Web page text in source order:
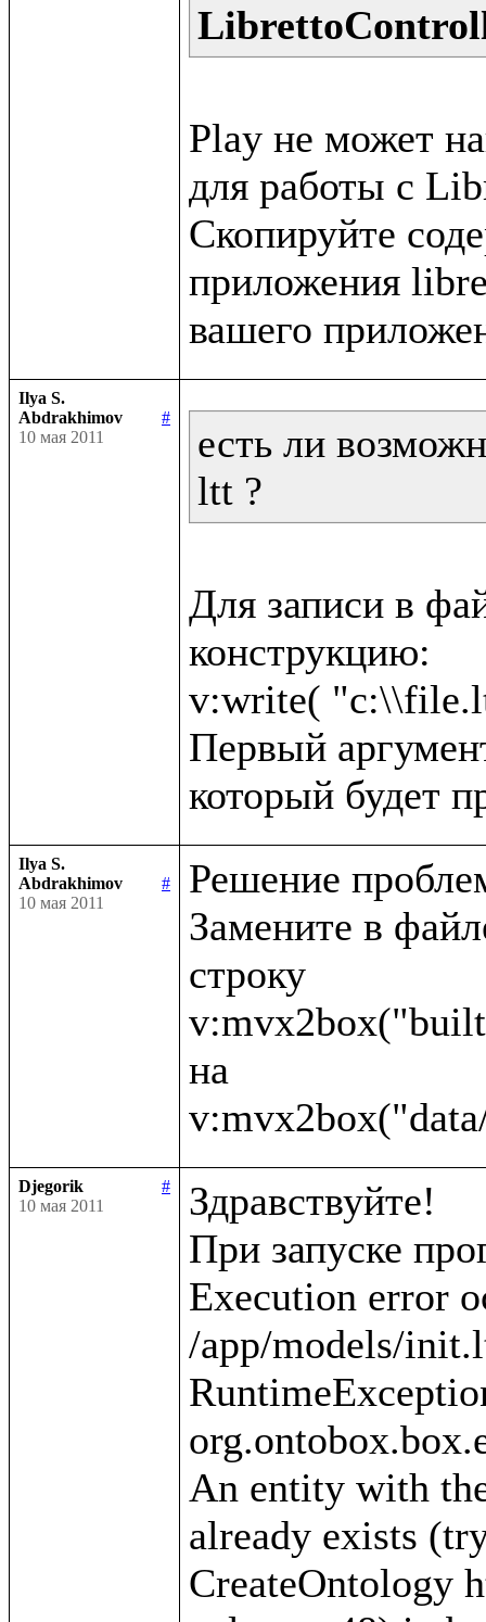
Play не может
для работы с
Скопируйте
приложения
Ilya S.
Abdrakhimov
#
10 мая 2011
есть ли
ltt ?
Для записи в
конструкцию:
v:write(
Первый
Ilya S.
Abdrakhimov
#
10 мая 2011
Решение
Замените в
строку
на
Djegorik
#
10 мая 2011
Здравствуйте!
При запуске
Execution error
/app/models/
An entity with
already exists
CreateOntology